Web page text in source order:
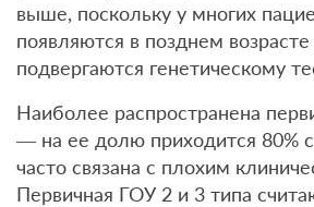
выше, поскольку у многих
появляются в позднем
подвергаются генетическому
Наиболее распространена
— на ее долю приходится 80%
часто связана с плохим
Первичная ГОУ 2 и 3 типа